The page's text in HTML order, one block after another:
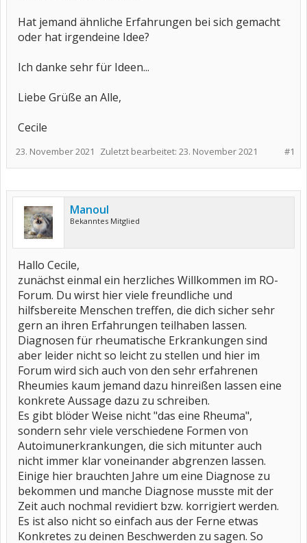
Hat jemand ähnliche Erfahrungen bei sich gemacht
oder hat irgendeine Idee?
Ich danke sehr für Ideen...
Liebe Grüße an Alle,
Cecile
#1
23. November 2021 Zuletzt bearbeitet: 23. November 2021
Manoul
Bekanntes Mitglied
Hallo Cecile,
zunächst einmal ein herzliches Willkommen im RO-
Forum. Du wirst hier viele freundliche und
hilfsbereite Menschen treffen, die dich sicher sehr
gern an ihren Erfahrungen teilhaben lassen.
Diagnosen für rheumatische Erkrankungen sind
aber leider nicht so leicht zu stellen und hier im
Forum wird sich auch von den sehr erfahrenen
Rheumies kaum jemand dazu hinreißen lassen eine
konkrete Aussage dazu zu schreiben.
Es gibt blöder Weise nicht "das eine Rheuma",
sondern sehr viele verschiedene Formen von
Autoimunerkrankungen, die sich mitunter auch
nicht immer klar voneinander abgrenzen lassen.
Einige hier brauchten Jahre um eine Diagnose zu
bekommen und manche Diagnose musste mit der
Zeit auch nochmal revidiert bzw. korrigiert werden.
Es ist also nicht so einfach aus der Ferne etwas
Konkretes zu deinen Beschwerden zu sagen. So